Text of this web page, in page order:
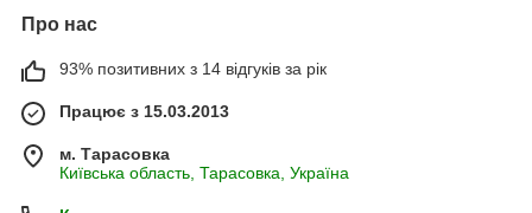
Про нас
93% позитивних з 14 відгуків за рік
Працює з 15.03.2013
м. Тарасовка
Київська область, Тарасовка, Україна